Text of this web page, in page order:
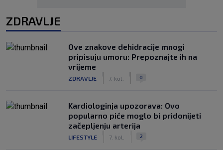
ZDRAVLJE
Ove znakove dehidracije mnogi
pripisuju umoru: Prepoznajte ih na
vrijeme
ZDRAVLJE 7. kol. 0
Kardiologinja upozorava: Ovo
popularno piće moglo bi pridonijeti
začepljenju arterija
LIFESTYLE 7. kol. 2